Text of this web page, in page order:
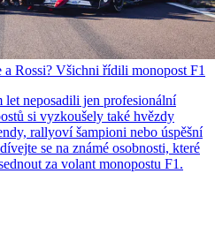
Rossi? Všichni řídili monopost F1
neposadili jen profesionální
si vyzkoušely také hvězdy
rallyoví šampioni nebo úspěšní
se na známé osobnosti, které
za volant monopostu F1.